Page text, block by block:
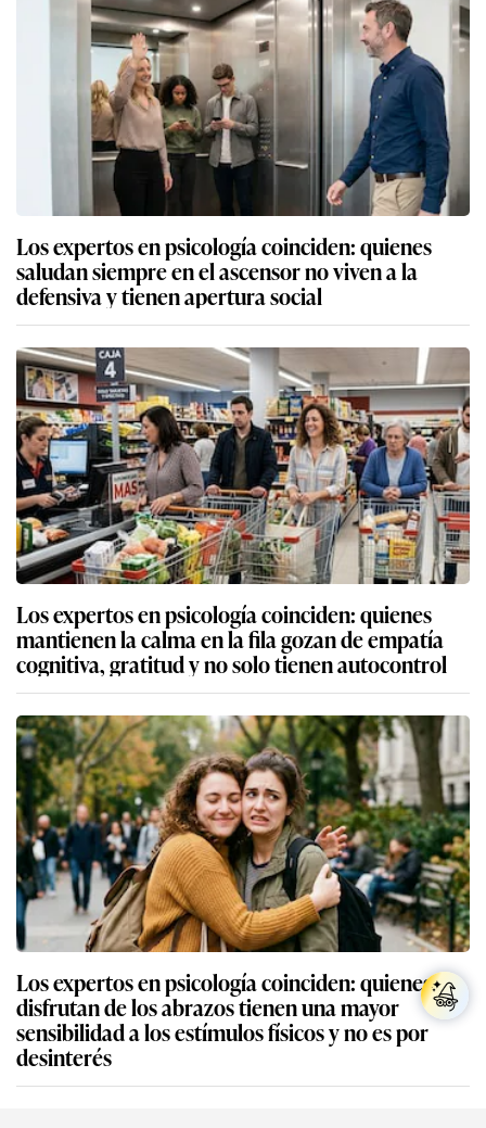
Los expertos en psicología coinciden: quienes
saludan siempre en el ascensor no viven a la
defensiva y tienen apertura social
Los expertos en psicología coinciden: quienes
mantienen la calma en la fila gozan de empatía
cognitiva, gratitud y no solo tienen autocontrol
Los expertos en psicología coinciden: quienes no
disfrutan de los abrazos tienen una mayor
sensibilidad a los estímulos físicos y no es por
desinterés